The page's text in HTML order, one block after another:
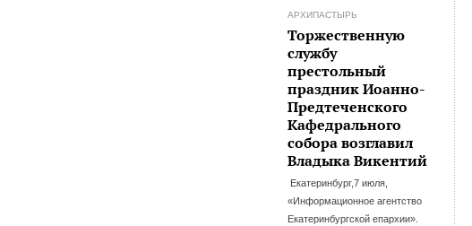
АРХИПАСТЫРЬ
Торжественную
службу
престольный
праздник Иоанно-
Предтеченского
Кафедрального
собора возглавил
Владыка Викентий
Екатеринбург,7 июля,
«Информационное агентство
Екатеринбургской епархии».